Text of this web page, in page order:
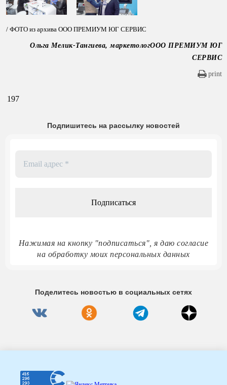
/ ФОТО из архива ООО ПРЕМИУМ ЮГ СЕРВИС
Ольга Мелик-Тангиева, маркетологООО ПРЕМИУМ ЮГ
СЕРВИС
print
197
Подпишитесь на рассылку новостей
Нажимая на кнопку "подписаться", я даю согласие
на обработку моих персональных данных
Поделитесь новостью в социальных сетях